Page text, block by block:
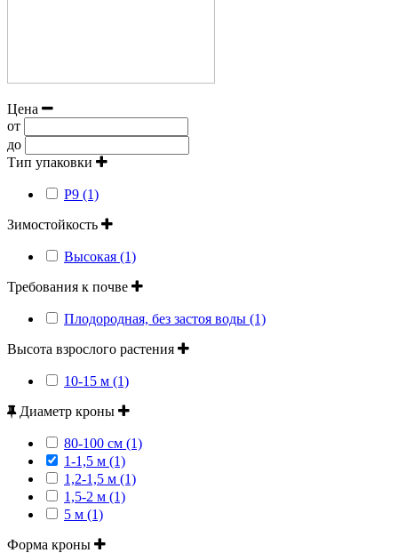
Цена
от
до
Тип упаковки
Р9 (1)
Зимостойкость
Высокая (1)
Требования к почве
Плодородная, без застоя воды (1)
Высота взрослого растения
10-15 м (1)
Диаметр кроны
80-100 см (1)
1-1,5 м (1)
1,2-1,5 м (1)
1,5-2 м (1)
5 м (1)
Форма кроны